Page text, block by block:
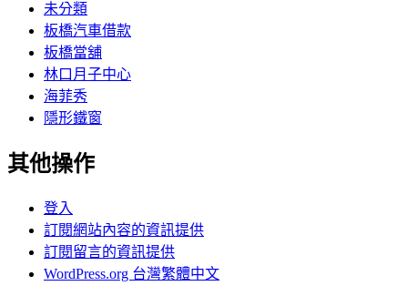
未分類
板橋汽車借款
板橋當舖
林口月子中心
海菲秀
隱形鐵窗
其他操作
登入
訂閱網站內容的資訊提供
訂閱留言的資訊提供
WordPress.org 台灣繁體中文